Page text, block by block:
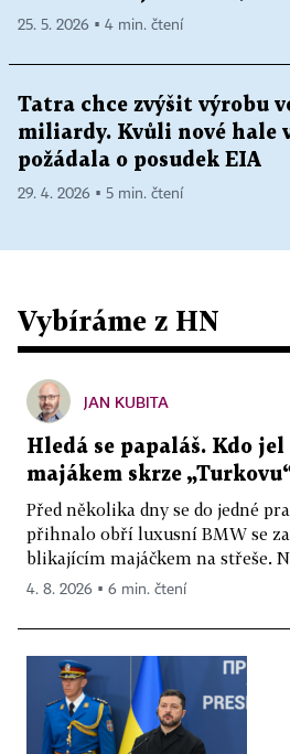
25. 5. 2026 ▪ 4 min. čtení
Tatra chce zvýšit výrobu
miliardy. Kvůli nové hale
požádala o posudek EIA
29. 4. 2026 ▪ 5 min. čtení
Vybíráme z HN
JAN KUBITA
Hledá se papaláš. Kdo
majákem skrze
Před několika dny se do jedné
přihnalo obří luxusní BMW se
blikajícím majáčkem na střeše.
4. 8. 2026 ▪ 6 min. čtení